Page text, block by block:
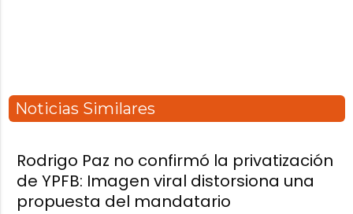
Noticias Similares
Rodrigo Paz no confirmó la privatización
de YPFB: Imagen viral distorsiona una
propuesta del mandatario